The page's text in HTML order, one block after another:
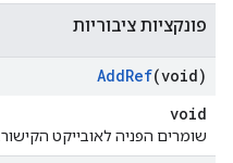
פונקציות ציבוריות
AddRef(void)
void
שומרים הפניה לאובייקט הקישור.